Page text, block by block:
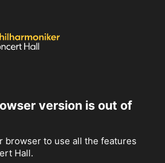
version is out of
browser to use all the features
Hall.